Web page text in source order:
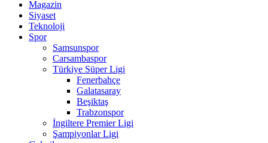
Magazin
Siyaset
Teknoloji
Spor
Samsunspor
Carsambaspor
Türkiye Süper Ligi
Fenerbahçe
Galatasaray
Beşiktaş
Trabzonspor
İngiltere Premier Ligi
Şampiyonlar Ligi